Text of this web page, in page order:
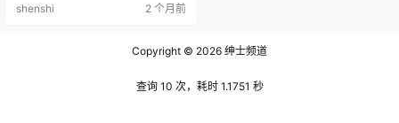
套“昔涟”简直绝绝子啊！58张高清c
爱了～ 我第一眼看到那套白无垢造
好吗？服装的细节处理得太精致
shenshi 2 个月前
Copyright © 2026 绅士频道
查询 10 次，耗时 1.1751 秒